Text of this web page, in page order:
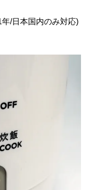
/日本国内のみ対応)